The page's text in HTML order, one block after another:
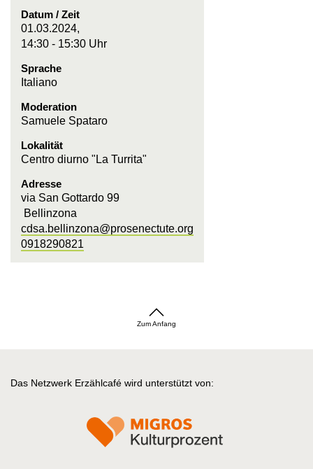
Datum / Zeit
01.03.2024,
14:30 - 15:30 Uhr
Sprache
Italiano
Moderation
Samuele Spataro
Lokalität
Centro diurno "La Turrita"
Adresse
via San Gottardo 99
Bellinzona
cdsa.bellinzona@prosenectute.org
0918290821
Zum Anfang
Das Netzwerk Erzählcafé wird unterstützt von: